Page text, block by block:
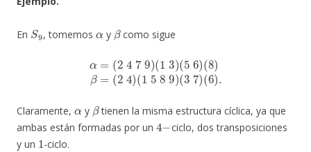
En
S9
, tomemos y
β
como sigue
9) 3)( 56)(8)β= (24) 1589
Claramente, y
β
tienen la misma estructura cíclica, ya que
ambas están formadas por un
4−
ciclo, dos transposiciones
y un
1
-ciclo.